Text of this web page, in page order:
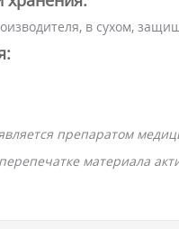
в сухом,
препаратом
материала